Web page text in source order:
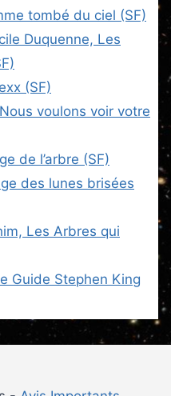
tombé du ciel (SF)
Duquenne, Les
(SF)
voulons voir votre
de l’arbre (SF)
des lunes brisées
Les Arbres qui
Guide Stephen King